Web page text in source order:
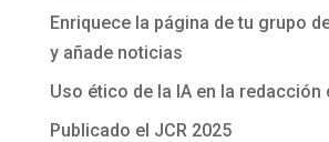
Enriquece la página de tu grupo
y añade noticias
Uso ético de la IA en la redacción
Publicado el JCR 2025